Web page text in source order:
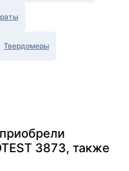
Твердомеры
3873, также